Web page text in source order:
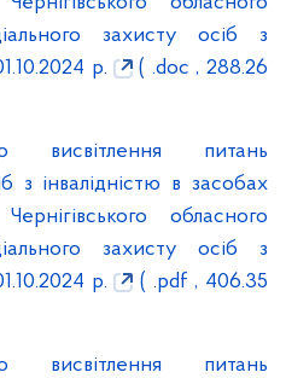
захисту осіб з
р.
( .doc , 288.26
висвітлення питань
з інвалідністю в засобах
обласного
захисту осіб з
р.
( .pdf , 406.35
висвітлення питань